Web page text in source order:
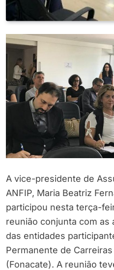
A vice-presidente de
ANFIP, Maria Beatriz
participou nesta terça-
reunião conjunta com as
das entidades
Permanente de
(Fonacate). A reunião